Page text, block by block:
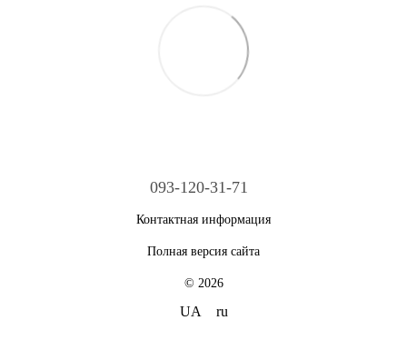
093-120-31-71
Контактная информация
Полная версия сайта
© 2026
UA ru